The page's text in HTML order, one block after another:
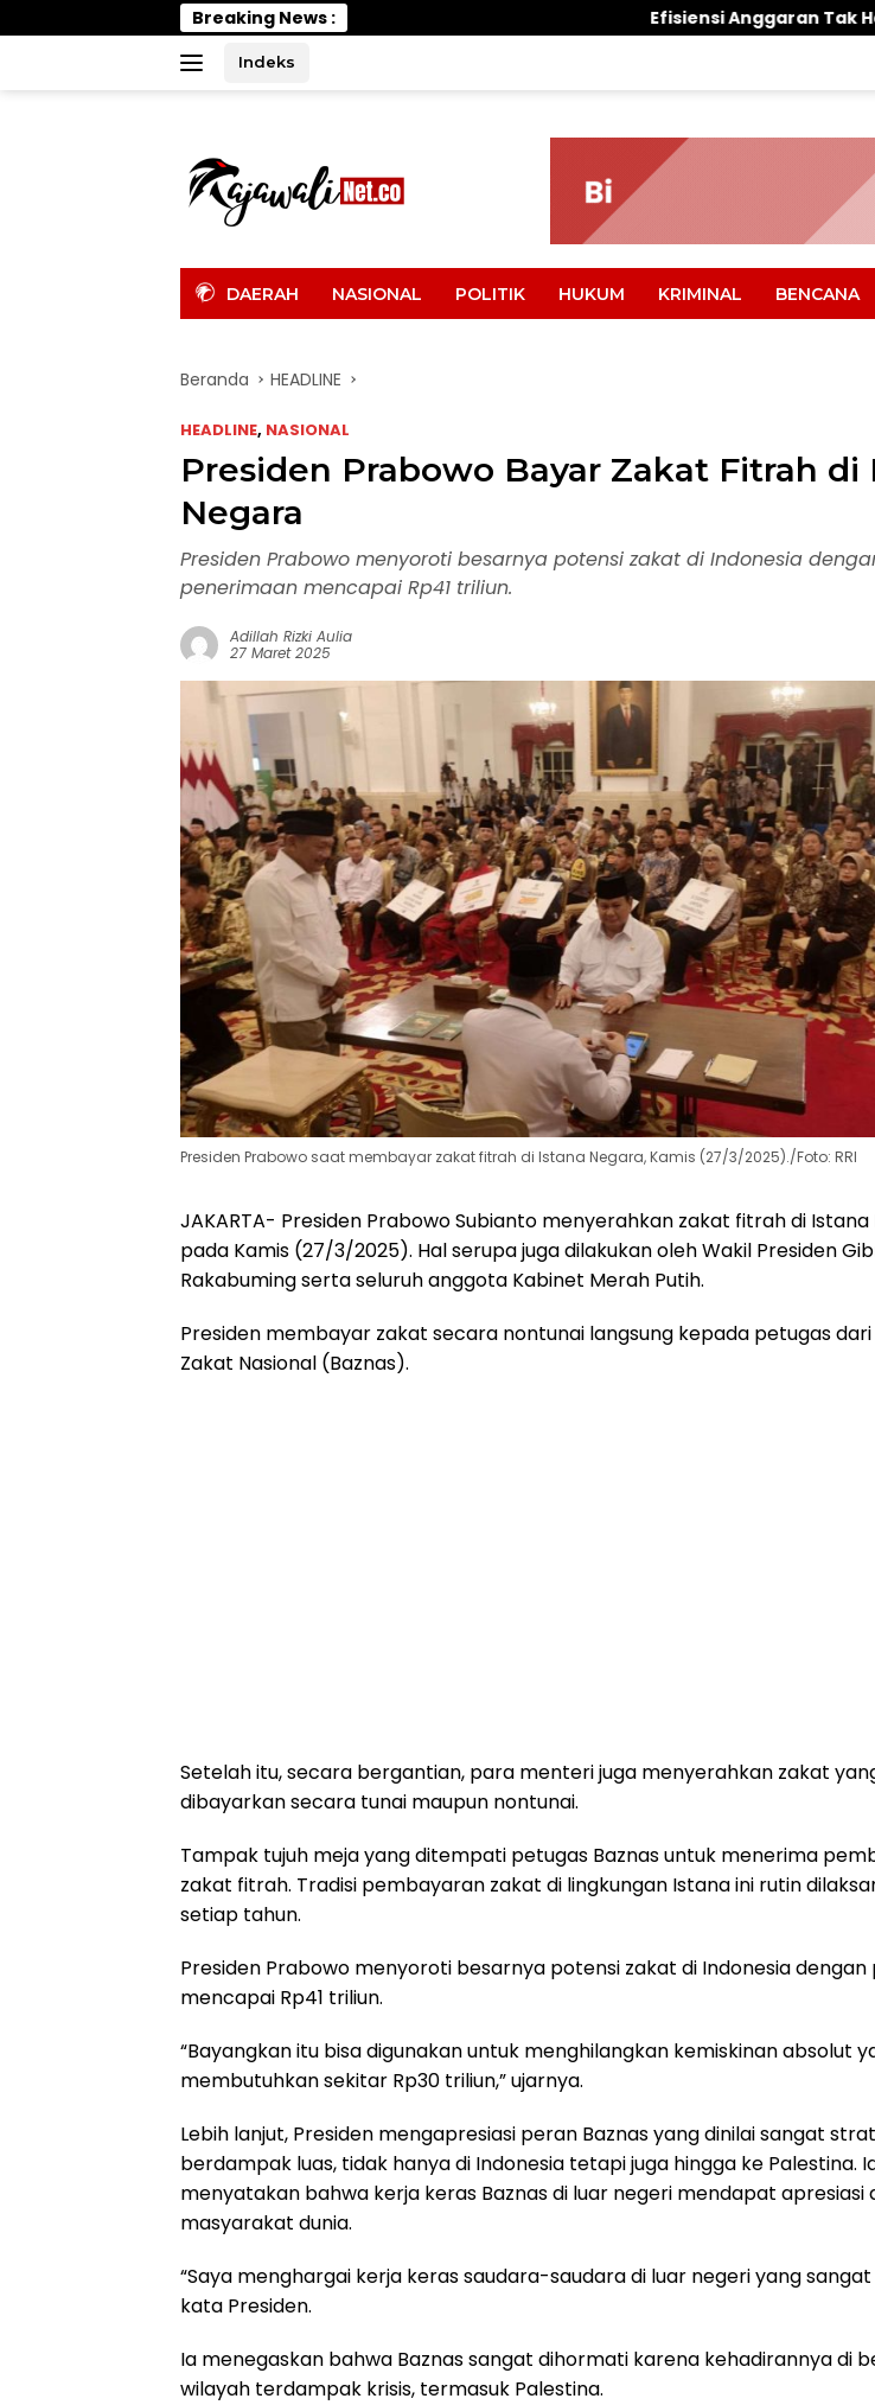
ke
Breaking News : Efisiensi Anggaran Tak Halangi Komitmen
Indeks
DAERAH NASIONAL POLITIK HUKUM KRIMINAL BENCANA
Beranda HEADLINE
HEADLINE, NASIONAL
Presiden Prabowo Bayar Zakat Fitrah di
Negara
Presiden Prabowo menyoroti besarnya potensi zakat di Indonesia
penerimaan mencapai Rp41 triliun.
Adillah Rizki Aulia
27 Maret 2025
Presiden Prabowo saat membayar zakat fitrah di Istana Negara, Kamis (27/3/2025)./Foto: RRI
JAKARTA- Presiden Prabowo Subianto menyerahkan zakat fitrah di Istana
pada Kamis (27/3/2025). Hal serupa juga dilakukan oleh Wakil Presiden
Rakabuming serta seluruh anggota Kabinet Merah Putih.
Presiden membayar zakat secara nontunai langsung kepada petugas dari
Zakat Nasional (Baznas).
Setelah itu, secara bergantian, para menteri juga menyerahkan zakat
dibayarkan secara tunai maupun nontunai.
Tampak tujuh meja yang ditempati petugas Baznas untuk menerima
zakat fitrah. Tradisi pembayaran zakat di lingkungan Istana ini rutin
setiap tahun.
Presiden Prabowo menyoroti besarnya potensi zakat di Indonesia
mencapai Rp41 triliun.
“Bayangkan itu bisa digunakan untuk menghilangkan kemiskinan absolut
membutuhkan sekitar Rp30 triliun,” ujarnya.
Lebih lanjut, Presiden mengapresiasi peran Baznas yang dinilai sangat
berdampak luas, tidak hanya di Indonesia tetapi juga hingga ke Palestina.
menyatakan bahwa kerja keras Baznas di luar negeri mendapat apresiasi
masyarakat dunia.
“Saya menghargai kerja keras saudara-saudara di luar negeri yang sangat
kata Presiden.
Ia menegaskan bahwa Baznas sangat dihormati karena kehadirannya di
wilayah terdampak krisis, termasuk Palestina.